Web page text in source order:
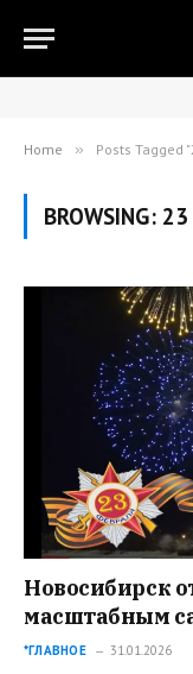
Home » Posts Tagged
BROWSING:
Новосибирск
масштабным
*ГЛАВНОЕ 31.01.2026